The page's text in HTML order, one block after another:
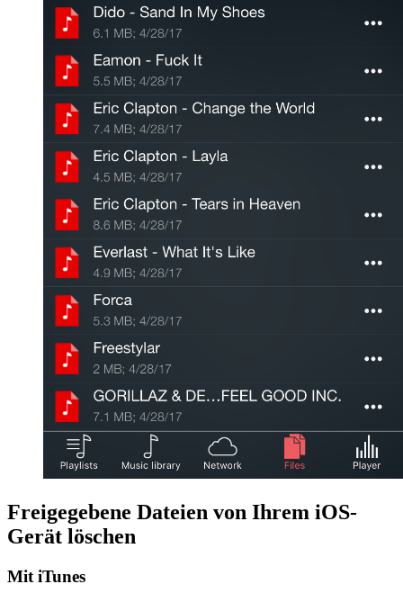
Freigegebene Dateien von Ihrem iOS-
Gerät löschen
Mit iTunes